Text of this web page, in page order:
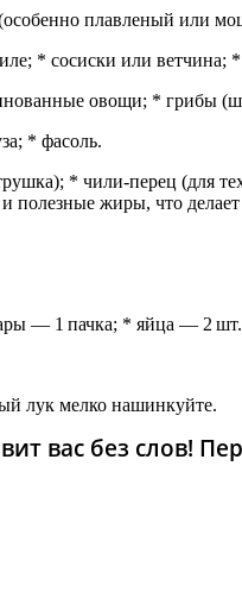
плавленый или
* сосиски или ветчина;
овощи; * грибы
* фасоль.
* чили‑перец (для
жиры, что
— 1 пачка; * яйца — 2
лук мелко нашинкуйте.
вас без слов!